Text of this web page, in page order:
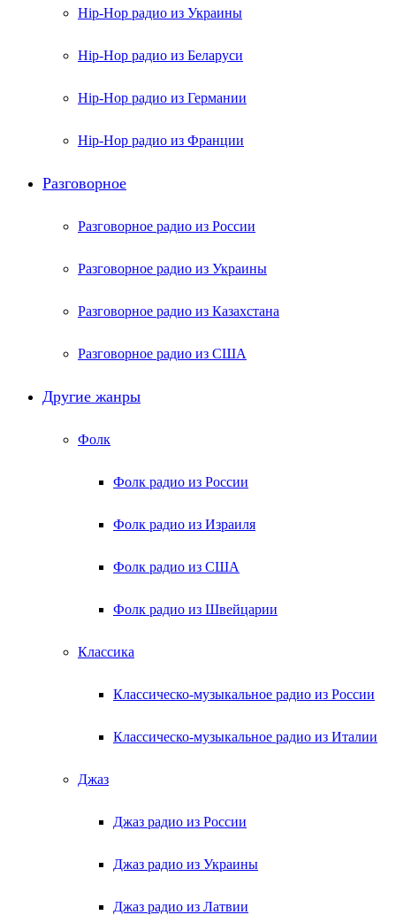
Hip-Hop радио из Украины
Hip-Hop радио из Беларуси
Hip-Hop радио из Германии
Hip-Hop радио из Франции
Разговорное
Разговорное радио из России
Разговорное радио из Украины
Разговорное радио из Казахстана
Разговорное радио из США
Другие жанры
Фолк
Фолк радио из России
Фолк радио из Израиля
Фолк радио из США
Фолк радио из Швейцарии
Классика
Классическо-музыкальное радио из России
Классическо-музыкальное радио из Италии
Джаз
Джаз радио из России
Джаз радио из Украины
Джаз радио из Латвии